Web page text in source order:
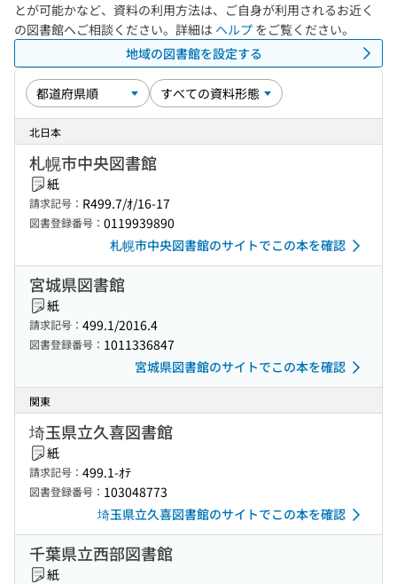
とが可能かなど、資料の利用方法は、ご自身が利用されるお近く
の図書館へご相談ください。詳細は ヘルプ をご覧ください。
地域の図書館を設定する
北日本
札幌市中央図書館
紙
請求記号： R499.7/ｵ/16-17
図書登録番号： 0119939890
札幌市中央図書館のサイトでこの本を確認
宮城県図書館
紙
請求記号： 499.1/2016.4
図書登録番号： 1011336847
宮城県図書館のサイトでこの本を確認
関東
埼玉県立久喜図書館
紙
請求記号： 499.1-ｵﾃ
図書登録番号： 103048773
埼玉県立久喜図書館のサイトでこの本を確認
千葉県立西部図書館
紙